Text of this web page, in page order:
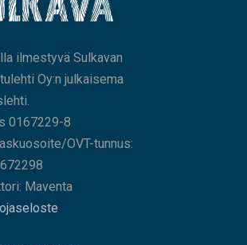
ilmestyvä Sulkavan
Oy:n julkaisema
0167229-8
OVT-tunnus:
Maventa